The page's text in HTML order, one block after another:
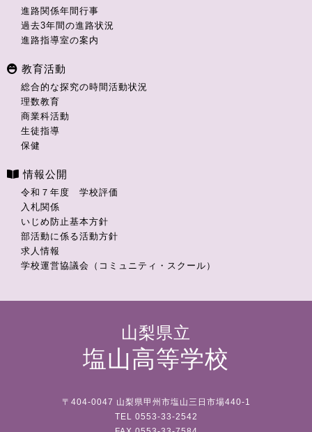
進路関係年間行事
過去3年間の進路状況
進路指導室の案内
教育活動
総合的な探究の時間活動状況
理数教育
商業科活動
生徒指導
保健
情報公開
令和７年度 学校評価
入札関係
いじめ防止基本方針
部活動に係る活動方針
求人情報
学校運営協議会（コミュニティ・スクール）
山梨県立
塩山高等学校
〒404-0047 山梨県甲州市塩山三日市場440-1
TEL 0553-33-2542